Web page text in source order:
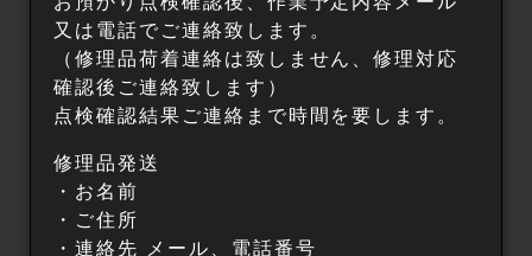
又は電話でご連絡致します。
（修理品荷着連絡は致しません、修理対応
確認後ご連絡致します）
点検確認結果ご連絡まで時間を要します。
修理品発送
・お名前
・ご住所
・連絡先 メール、電話番号